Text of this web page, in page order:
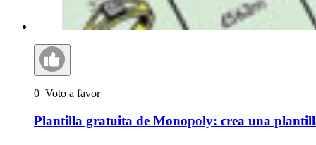
0 Voto a favor
Plantilla gratuita de Monopoly: crea una